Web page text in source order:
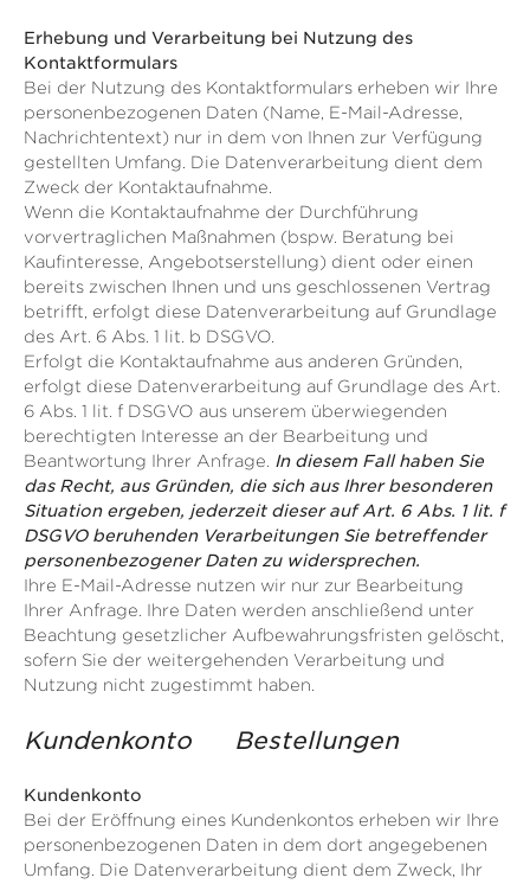
Erhebung und Verarbeitung bei Nutzung des
Kontaktformulars
Bei der Nutzung des Kontaktformulars erheben wir Ihre
personenbezogenen Daten (Name, E-Mail-Adresse,
Nachrichtentext) nur in dem von Ihnen zur Verfügung
gestellten Umfang. Die Datenverarbeitung dient dem
Zweck der Kontaktaufnahme.
Wenn die Kontaktaufnahme der Durchführung
vorvertraglichen Maßnahmen (bspw. Beratung bei
Kaufinteresse, Angebotserstellung) dient oder einen
bereits zwischen Ihnen und uns geschlossenen Vertrag
betrifft, erfolgt diese Datenverarbeitung auf Grundlage
des Art. 6 Abs. 1 lit. b DSGVO.
Erfolgt die Kontaktaufnahme aus anderen Gründen,
erfolgt diese Datenverarbeitung auf Grundlage des Art.
6 Abs. 1 lit. f DSGVO aus unserem überwiegenden
berechtigten Interesse an der Bearbeitung und
Beantwortung Ihrer Anfrage. In diesem Fall haben Sie
das Recht, aus Gründen, die sich aus Ihrer besonderen
Situation ergeben, jederzeit dieser auf Art. 6 Abs. 1 lit. f
DSGVO beruhenden Verarbeitungen Sie betreffender
personenbezogener Daten zu widersprechen.
Ihre E-Mail-Adresse nutzen wir nur zur Bearbeitung
Ihrer Anfrage. Ihre Daten werden anschließend unter
Beachtung gesetzlicher Aufbewahrungsfristen gelöscht,
sofern Sie der weitergehenden Verarbeitung und
Nutzung nicht zugestimmt haben.
Kundenkonto Bestellungen
Kundenkonto
Bei der Eröffnung eines Kundenkontos erheben wir Ihre
personenbezogenen Daten in dem dort angegebenen
Umfang. Die Datenverarbeitung dient dem Zweck, Ihr